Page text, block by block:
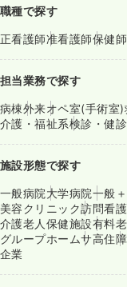
職種で探す
正看護師准看護師保健師
担当業務で探す
病棟外来オペ室(手術室)
介護・福祉系検診・健診
施設形態で探す
一般病院大学病院一般
美容クリニック訪問看護
介護老人保健施設有料
グループホームサ高住
企業